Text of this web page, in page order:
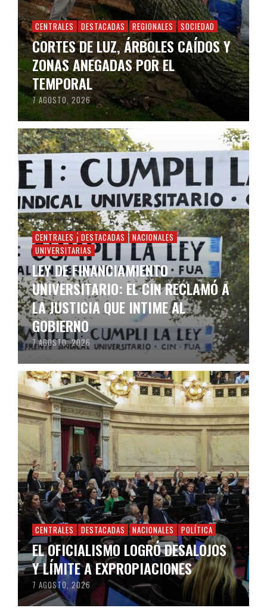
CENTRALES DESTACADAS REGIONALES SOCIEDAD
CORTES DE LUZ, ÁRBOLES CAÍDOS Y
ZONAS ANEGADAS POR EL
TEMPORAL
7 AGOSTO, 2026
CENTRALES DESTACADAS
NACIONALES
UNIVERSITARIAS
LEY DE FINANCIAMIENTO
UNIVERSITARIO: EL CIN RECLAMÓ A
LA JUSTICIA QUE INTIME AL
GOBIERNO
7 AGOSTO, 2026
CENTRALES DESTACADAS NACIONALES POLÍTICA
EL OFICIALISMO LOGRÓ DESALOJOS
Y LÍMITE A EXPROPIACIONES
7 AGOSTO, 2026